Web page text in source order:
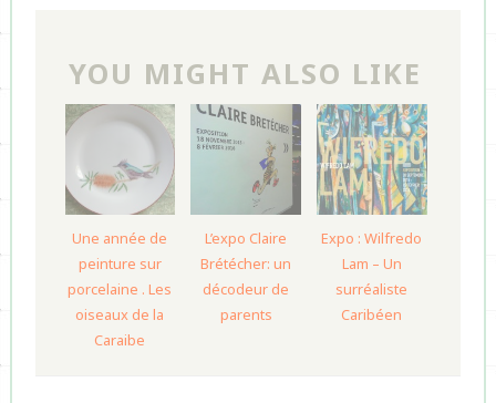
YOU MIGHT ALSO LIKE
Une année de
peinture sur
porcelaine . Les
oiseaux de la
Caraibe
L’expo Claire
Brétécher: un
décodeur de
parents
Expo : Wilfredo
Lam – Un
surréaliste
Caribéen